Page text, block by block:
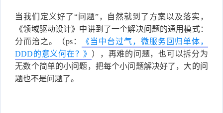
当我们定义好了“问题”，自然就到了方案以及落实，
《领域驱动设计》中讲到了一个解决问题的通用模式：
分而治之。（ps：
《当中台过气，微服务回归单体，
DDD的意义何在？》 ），再难的问题，也可以拆分为
无数个简单的小问题，把每个小问题解决好了，大的问
题也不是问题了。